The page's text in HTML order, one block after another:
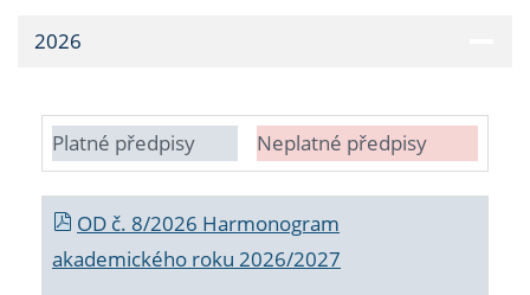
2026
Platné předpisy Neplatné předpisy
OD č. 8/2026 Harmonogram
akademického roku 2026/2027